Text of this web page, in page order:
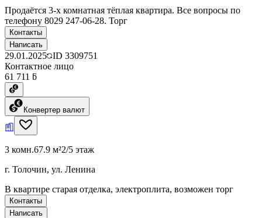
Продаётся 3-х комнатная тёплая квартира. Все вопросы по
телефону 8029 247-06-28. Торг
Контакты
Написать
29.01.2025 ID 3309751
Контактное лицо
61 711 ƃ
Конвертер валют
3 комн.67.9 м²2/5 этаж
г. Толочин, ул. Ленина
В квартире старая отделка, электроплита, возможен торг
Контакты
Написать